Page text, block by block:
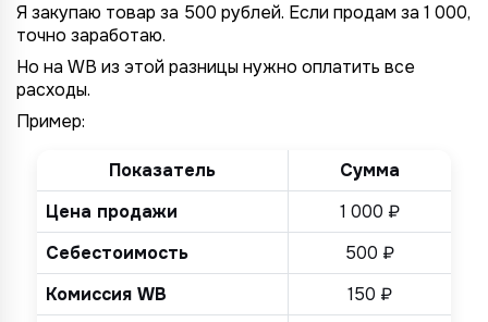
Я закупаю товар за 500 рублей. Если продам за 1 000,
точно заработаю.
Но на WB из этой разницы нужно оплатить все
расходы.
Пример:
Показатель
Сумма
Цена продажи
1 000 ₽
Себестоимость
500 ₽
Комиссия WB
150 ₽